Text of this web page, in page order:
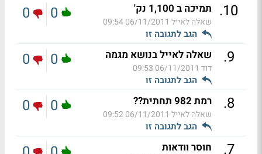
10
. תמיכה ב 1,100 נק'
שאלה לאייל 06/11/2011 09:54
הגב לתגובה זו
0
0
9
. שאלה לאייל בנושא מגמה
דוד 06/11/2011 09:53
הגב לתגובה זו
0
0
8
. רמת 982 תחתית??
שאלה לאייל 06/11/2011 09:52
הגב לתגובה זו
0
0
7
. חוסר וודאות